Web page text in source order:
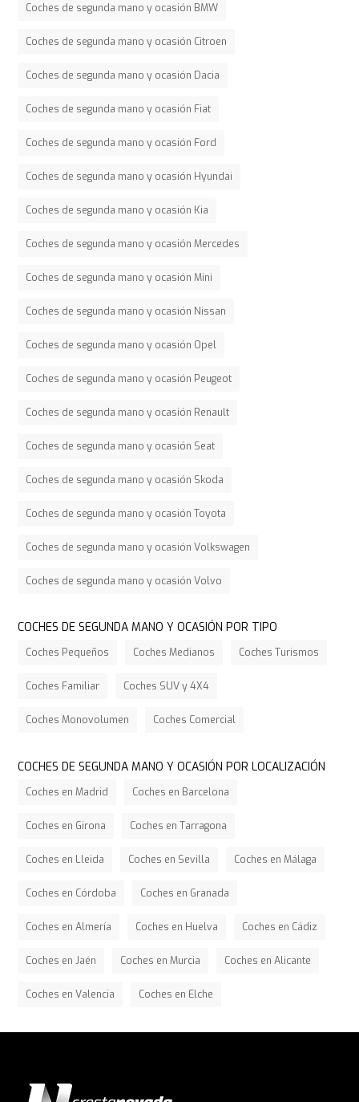
Coches de segunda mano y ocasión BMW
Coches de segunda mano y ocasión Citroen
Coches de segunda mano y ocasión Dacia
Coches de segunda mano y ocasión Fiat
Coches de segunda mano y ocasión Ford
Coches de segunda mano y ocasión Hyundai
Coches de segunda mano y ocasión Kia
Coches de segunda mano y ocasión Mercedes
Coches de segunda mano y ocasión Mini
Coches de segunda mano y ocasión Nissan
Coches de segunda mano y ocasión Opel
Coches de segunda mano y ocasión Peugeot
Coches de segunda mano y ocasión Renault
Coches de segunda mano y ocasión Seat
Coches de segunda mano y ocasión Skoda
Coches de segunda mano y ocasión Toyota
Coches de segunda mano y ocasión Volkswagen
Coches de segunda mano y ocasión Volvo
COCHES DE SEGUNDA MANO Y OCASIÓN POR TIPO
Coches Pequeños Coches Medianos Coches Turismos
Coches Familiar Coches SUV y 4X4
Coches Monovolumen Coches Comercial
COCHES DE SEGUNDA MANO Y OCASIÓN POR LOCALIZACIÓN
Coches en Madrid Coches en Barcelona
Coches en Girona Coches en Tarragona
Coches en Lleida Coches en Sevilla Coches en Málaga
Coches en Córdoba Coches en Granada
Coches en Almería Coches en Huelva Coches en Cádiz
Coches en Jaén Coches en Murcia Coches en Alicante
Coches en Valencia Coches en Elche